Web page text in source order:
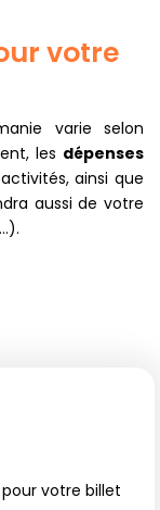
votre
varie selon
les dépenses
ainsi que
aussi de votre
votre billet